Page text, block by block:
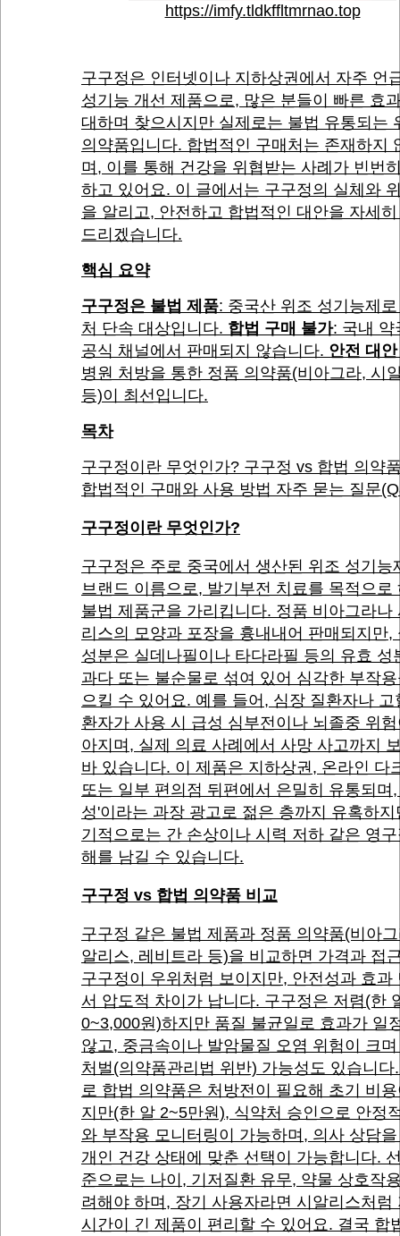
https://imfy.tldkffltmrnao.top
구구정은 인터넷이나 지하상권에서 자주 언
성기능 개선 제품으로, 많은 분들이 빠른 효
대하며 찾으시지만 실제로는 불법 유통되는
의약품입니다. 합법적인 구매처는 존재하지
며, 이를 통해 건강을 위협받는 사례가 빈번
하고 있어요. 이 글에서는 구구정의 실체와
을 알리고, 안전하고 합법적인 대안을 자세
드리겠습니다.
핵심 요약
구구정은 불법 제품: 중국산 위조 성기능제
처 단속 대상입니다. 합법 구매 불가: 국내 약
공식 채널에서 판매되지 않습니다. 안전 대
병원 처방을 통한 정품 의약품(비아그라, 시
등)이 최선입니다.
목차
구구정이란 무엇인가? 구구정 vs 합법 의약
합법적인 구매와 사용 방법 자주 묻는 질문
구구정이란 무엇인가?
구구정은 주로 중국에서 생산된 위조 성기능
브랜드 이름으로, 발기부전 치료를 목적으로
불법 제품군을 가리킵니다. 정품 비아그라나
리스의 모양과 포장을 흉내내어 판매되지만,
성분은 실데나필이나 타다라필 등의 유효 성
과다 또는 불순물로 섞여 있어 심각한 부작
으킬 수 있어요. 예를 들어, 심장 질환자나 고
환자가 사용 시 급성 심부전이나 뇌졸중 위
아지며, 실제 의료 사례에서 사망 사고까지
바 있습니다. 이 제품은 지하상권, 온라인 다
또는 일부 편의점 뒤편에서 은밀히 유통되며
성'이라는 과장 광고로 젊은 층까지 유혹하지
기적으로는 간 손상이나 시력 저하 같은 영
해를 남길 수 있습니다.
구구정 vs 합법 의약품 비교
구구정 같은 불법 제품과 정품 의약품(비아
알리스, 레비트라 등)을 비교하면 가격과 접
구구정이 우위처럼 보이지만, 안전성과 효과
서 압도적 차이가 납니다. 구구정은 저렴(한
0~3,000원)하지만 품질 불균일로 효과가 일
않고, 중금속이나 발암물질 오염 위험이 크
처벌(의약품관리법 위반) 가능성도 있습니다
로 합법 의약품은 처방전이 필요해 초기 비
지만(한 알 2~5만원), 식약처 승인으로 안정
와 부작용 모니터링이 가능하며, 의사 상담
개인 건강 상태에 맞춘 선택이 가능합니다.
준으로는 나이, 기저질환 유무, 약물 상호작
려해야 하며, 장기 사용자라면 시알리스처럼
시간이 긴 제품이 편리할 수 있어요. 결국 합